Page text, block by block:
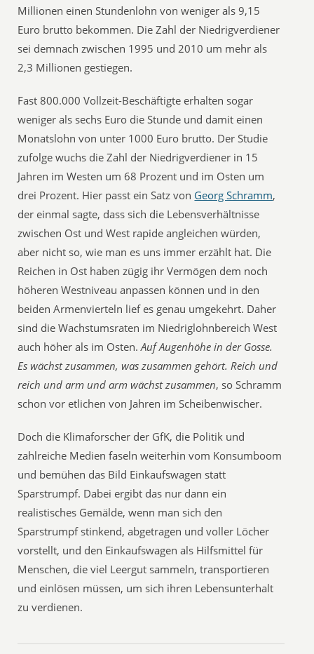
Millionen einen Stundenlohn von weniger als 9,15
Euro brutto bekommen. Die Zahl der Niedrigverdiener
sei demnach zwischen 1995 und 2010 um mehr als
2,3 Millionen gestiegen.
Fast 800.000 Vollzeit-Beschäftigte erhalten sogar
weniger als sechs Euro die Stunde und damit einen
Monatslohn von unter 1000 Euro brutto. Der Studie
zufolge wuchs die Zahl der Niedrigverdiener in 15
Jahren im Westen um 68 Prozent und im Osten um
drei Prozent. Hier passt ein Satz von Georg Schramm,
der einmal sagte, dass sich die Lebensverhältnisse
zwischen Ost und West rapide angleichen würden,
aber nicht so, wie man es uns immer erzählt hat. Die
Reichen in Ost haben zügig ihr Vermögen dem noch
höheren Westniveau anpassen können und in den
beiden Armenvierteln lief es genau umgekehrt. Daher
sind die Wachstumsraten im Niedriglohnbereich West
auch höher als im Osten.Auf Augenhöhe in der Gosse.
Es wächst zusammen, was zusammen gehört. Reich und
reich und arm und arm wächst zusammen, so Schramm
schon vor etlichen von Jahren im Scheibenwischer.
Doch die Klimaforscher der GfK, die Politik und
zahlreiche Medien faseln weiterhin vom Konsumboom
und bemühen das Bild Einkaufswagen statt
Sparstrumpf. Dabei ergibt das nur dann ein
realistisches Gemälde, wenn man sich den
Sparstrumpf stinkend, abgetragen und voller Löcher
vorstellt, und den Einkaufswagen als Hilfsmittel für
Menschen, die viel Leergut sammeln, transportieren
und einlösen müssen, um sich ihren Lebensunterhalt
zu verdienen.